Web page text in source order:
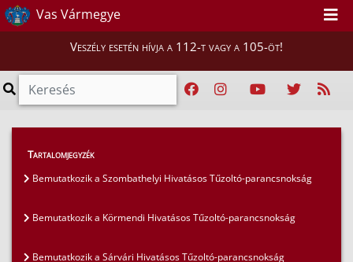
Vas Vármegye
Veszély esetén hívja a 112-t vagy a 105-öt!
Híreink > Mi vigyázunk rátok, Vasiak!
Bemutatkozik a Kenyeri Önkéntes Tűzoltó
Tartalomjegyzék
Bemutatkozik a Szombathelyi Hivatásos Tűzoltó-parancsnokság
Bemutatkozik a Körmendi Hivatásos Tűzoltó-parancsnokság
Bemutatkozik a Sárvári Hivatásos Tűzoltó-parancsnokság